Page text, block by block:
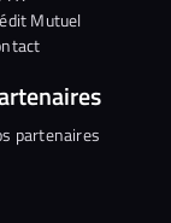
Mutuel
partenaires